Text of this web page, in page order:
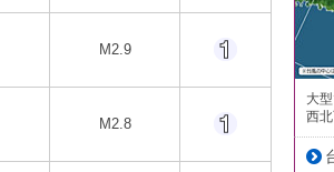
M2.9
M2.8
大
西